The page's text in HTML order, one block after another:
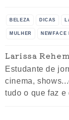
BELEZA DICAS
MULHER NEWFACE
Larissa Rehem
Estudante de
cinema,
tudo o que faz